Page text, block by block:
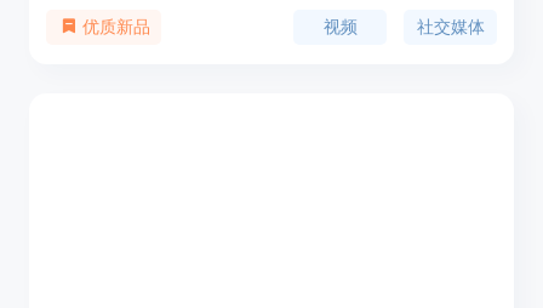
有趣且引人注目的社交媒体内容，节省用户的时间和
优质新品 视频 社交媒体